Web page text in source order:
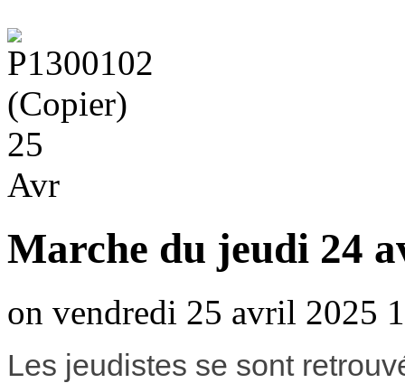
25
Avr
Marche du jeudi 24
on vendredi 25 avril 2025
Les jeudistes se sont